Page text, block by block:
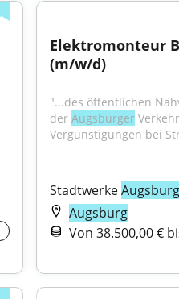
Elektromonteur
(m/w/d)
"...des öffentlichen
der Augsburger
Vergünstigungen bei
Stadtwerke Augsburg
Augsburg
Von 38.500,00 €